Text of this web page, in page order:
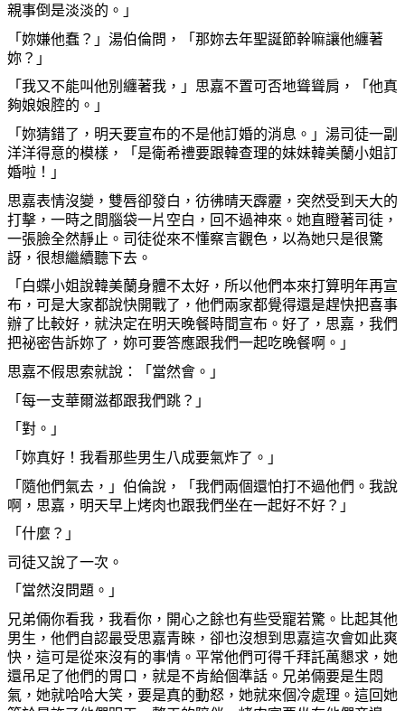
親事倒是淡淡的。」
「 妳嫌他蠢？」湯伯倫問，「那妳去年聖誕節幹嘛讓他纏著
妳 ？」
「我又不能叫他別纏著我，」思嘉不置可否地聳聳肩，「他真
夠娘娘腔的。」
「 妳猜錯了，明天要宣布的不是他訂婚的消息。」湯司徒一副
洋洋得意的模樣，「是衛希禮要跟韓查理的妹妹韓美蘭小姐訂
婚啦 ！」
思嘉表情沒變，雙唇卻發白，彷彿晴天霹靂，突然受到天大的
打擊，一時之間腦袋一片空白，回不過神來。 她直瞪著司徒，
一張臉全然靜止。司徒從來不懂察言觀色，以為她只是很驚
訝，很想繼續聽下去。
「白蝶小姐說韓美蘭身體不太好，所以他們本來打算明年再宣
布，可是大家都說快開戰了，他們兩家都覺得還是趕快把喜事
辦了比較好，就決定在明天晚餐時間宣布。好了，思嘉，我們
把祕密告訴妳了， 妳可要答應跟我們一起吃晚餐啊 。」
思嘉不假思索就說：「當然會。」
「每一支華爾滋都跟我們跳？」
「對。」
「 妳真好！我看那些男生八成要氣炸了。」
「隨他們氣去，」伯倫說，「我們兩個還怕打不過他們。我說
啊 ，思嘉，明天早上烤肉也跟我們坐在一起好不好？」
「什麼 ？」
司徒又說了一次。
「當然沒問題。」
兄弟倆你看我，我看你 ，開心之餘也有些受寵若驚。比起其他
男生，他們自認最受思嘉青睞 ，卻也沒想到思嘉這次會如此爽
快，這可是從來沒有的事情。平常他們可得千拜託萬懇求， 她
還吊足了他們的胃口，就是不肯給個準話。兄弟倆要是生悶
氣， 她就哈哈大笑，要是真的動怒， 她就來個冷處理。這回她